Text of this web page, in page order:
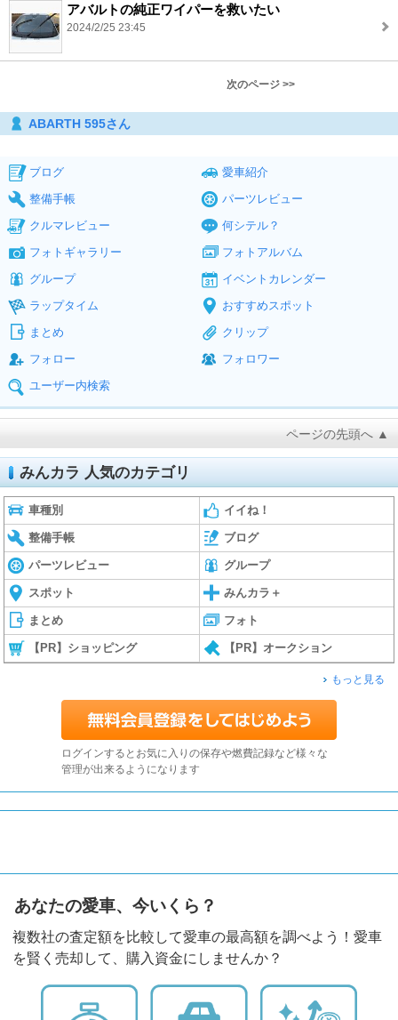
アバルトの純正ワイパーを救いたい
2024/2/25 23:45
次のページ >>
ABARTH 595さん
ブログ
愛車紹介
整備手帳
パーツレビュー
クルマレビュー
何シテル？
フォトギャラリー
フォトアルバム
グループ
イベントカレンダー
ラップタイム
おすすめスポット
まとめ
クリップ
フォロー
フォロワー
ユーザー内検索
ページの先頭へ ▲
みんカラ 人気のカテゴリ
車種別 イイね！
整備手帳 ブログ
パーツレビュー グループ
スポット みんカラ＋
まとめ フォト
【PR】ショッピング 【PR】オークション
もっと見る
ログインするとお気に入りの保存や燃費記録など様々な
管理が出来るようになります
あなたの愛車、今いくら？
複数社の査定額を比較して愛車の最高額を調べよう！愛車
を賢く売却して、購入資金にしませんか？